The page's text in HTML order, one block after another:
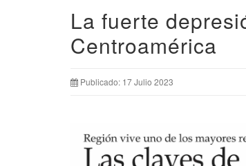
La fuerte
Centroamérica
Publicado: 17 Julio 2023